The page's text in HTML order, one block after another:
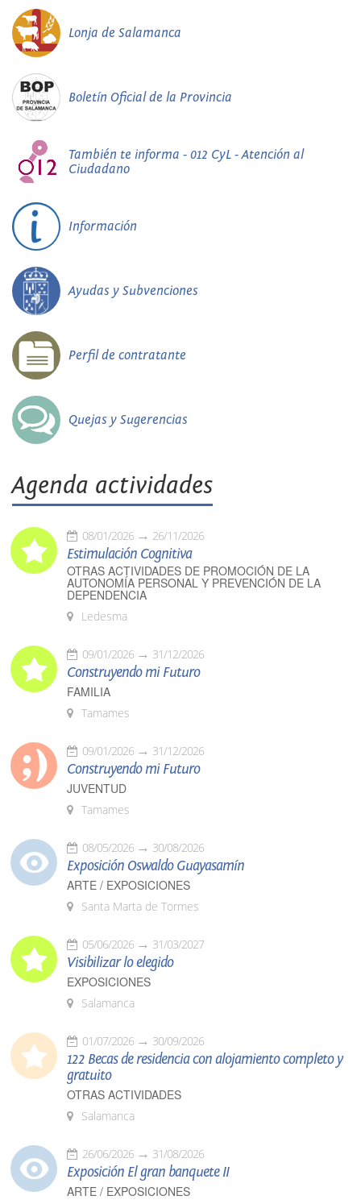
Lonja de Salamanca
Boletín Oficial de la Provincia
También te informa - 012 CyL - Atención al
Ciudadano
Información
Ayudas y Subvenciones
Perfil de contratante
Quejas y Sugerencias
Agenda actividades
08/01/2026 26/11/2026
Estimulación Cognitiva
OTRAS ACTIVIDADES DE PROMOCIÓN DE LA
AUTONOMÍA PERSONAL Y PREVENCIÓN DE LA
DEPENDENCIA
Ledesma
09/01/2026 31/12/2026
Construyendo mi Futuro
FAMILIA
Tamames
09/01/2026 31/12/2026
Construyendo mi Futuro
JUVENTUD
Tamames
08/05/2026 30/08/2026
Exposición Oswaldo Guayasamín
ARTE / EXPOSICIONES
Santa Marta de Tormes
05/06/2026 31/03/2027
Visibilizar lo elegido
EXPOSICIONES
Salamanca
01/07/2026 30/09/2026
122 Becas de residencia con alojamiento completo y
gratuito
OTRAS ACTIVIDADES
Salamanca
26/06/2026 31/08/2026
Exposición El gran banquete II
ARTE / EXPOSICIONES